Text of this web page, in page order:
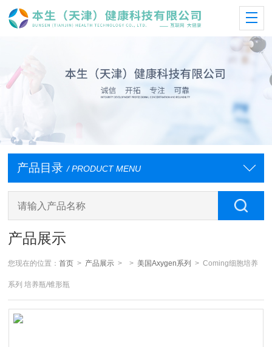
产品目录 / PRODUCT MENU
产品展示
您现在的位置：首页 > 产品展示 > >美国Axygen系列 > Coming细胞培养
系列 培养瓶/锥形瓶